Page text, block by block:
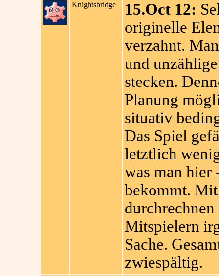
Knightsbridge 15.Oct 12:
originelle
verzahnt.
und
stecken.
Planung
situativ
Das Spiel
letztlich
was man hier
bekommt.
durchrechnen
Mitspielern
Sache.
zwiespältig.